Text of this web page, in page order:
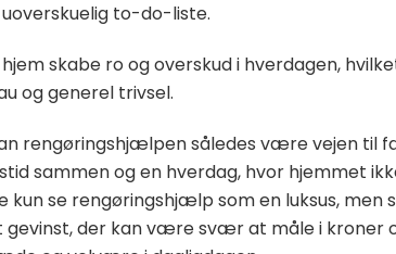
to-do-liste.
skabe ro og overskud i hverdagen,
og generel trivsel.
rengøringshjælpen således være vejen til
sammen og en hverdag, hvor hjemmet
se rengøringshjælp som en luksus, men
gevinst, der kan være svær at måle i kroner